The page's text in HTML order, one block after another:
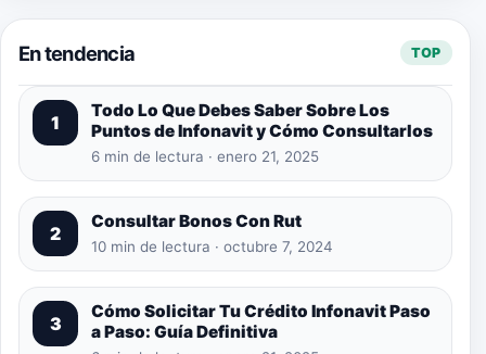
En tendencia TOP
1
Todo Lo Que Debes Saber Sobre Los
Puntos de Infonavit y Cómo Consultarlos
6 min de lectura · enero 21, 2025
2
Consultar Bonos Con Rut
10 min de lectura · octubre 7, 2024
3
Cómo Solicitar Tu Crédito Infonavit Paso
a Paso: Guía Definitiva